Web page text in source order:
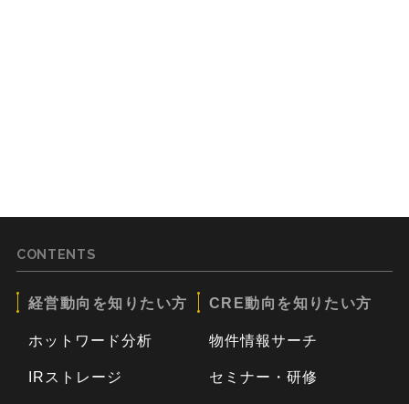
CONTENTS
経営動向を知りたい方
ホットワード分析
IRストレージ
CRE動向を知りたい方
物件情報サーチ
セミナー・研修